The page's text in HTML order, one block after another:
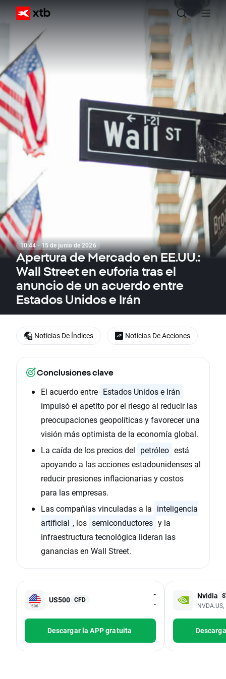
10:44 · 15 de junio de 2026
Apertura de Mercado en EE.UU.:
Wall Street en euforia tras el
anuncio de un acuerdo entre
Estados Unidos e Irán
Conclusiones clave
El acuerdo entre Estados Unidos e Irán
impulsó el apetito por el riesgo al reducir las
preocupaciones geopolíticas y favorecer una
visión más optimista de la economía global.
La caída de los precios del petróleo está
apoyando a las acciones estadounidenses al
reducir presiones inflacionarias y costos
para las empresas.
Las compañías vinculadas a la inteligencia
artificial , los semiconductores y la
infraestructura tecnológica lideran las
ganancias en Wall Street.
US500 CFD
-
-
Descargar la APP gratuita
Nvidia
Noticias De Índices Noticias De Acciones